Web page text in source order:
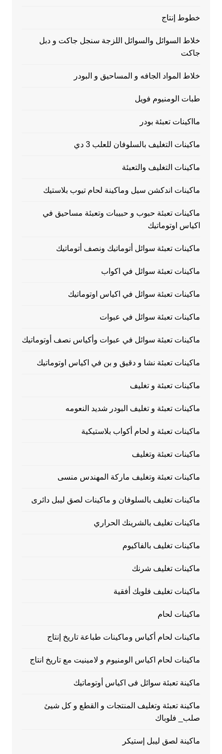
خطوط إنتاج
خلاط السوائل والسوائل اللزجة سنجل جاكت و دبل
جاكت
خلاط المواد الجافه و المساحيق و البودر
طبات الومنيوم فويل
مااكينات تعبئة بودر
ماكينات التغليف بالسلوفان للعلب 3 دي
ماكينات التغليف والتعبئة
ماكينات اندكشن سيل وماكينة لحام تيوب بلاستيك
ماكينات تعبئة حبوب و حبيبات وتعبئة مساحيق في
اكياس اوتوماتيك
ماكينات تعبئة سوائل أتوماتيك ونصف أتوماتيك
ماكينات تعبئة سوائل في اكواب
ماكينات تعبئة سوائل في اكياس اوتوماتيك
ماكينات تعبئة سوائل في عبوات
ماكينات تعبئة سوائل في عبوات وأكياس نصف أوتوماتيك
ماكينات تعبئة نشا و دقيق و بن في اكياس اوتوماتيك
ماكينات تعبئة و تغليف
ماكينات تعبئة و تغليف البودر شديد النعومه
ماكينات تعبئة و لحام أكواب بلاستيكية
ماكينات تعبئة وتغليف
ماكينات تعبئة وتغليف ماركة المهندس منسى
ماكينات تغليف بالسلوفان و ماكينات لصق ليبل دائرى
ماكينات تغليف بالشرينك الحراري
ماكينات تغليف بالفاكيوم
ماكينات تغليف شرنك
ماكينات تغليف فلوبك أفقية
ماكينات لحام
ماكينات لحام أكياس وماكينات طباعة تاريخ إنتاج
ماكينات لحام اكياس الومنيوم و لامينيت مع تاريخ انتاج
ماكينة تعبئة سوائل فى اكياس أوتوماتيك
ماكينة تعبئة وتغليف المنتجات و القطع و كل شيئ
صلب_ فلوباك
ماكينة لصق ليبل إستيكر